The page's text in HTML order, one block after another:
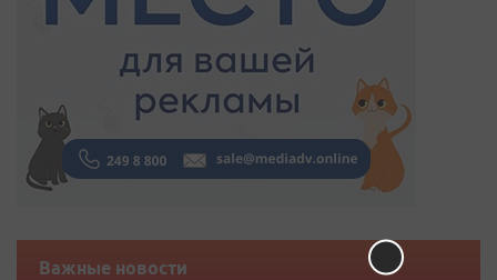
Важные новости